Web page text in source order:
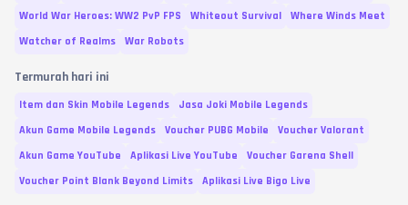
World War Heroes: WW2 PvP FPS
Whiteout Survival
Where Winds Meet
Watcher of Realms
War Robots
Termurah hari ini
Item dan Skin Mobile Legends
Jasa Joki Mobile Legends
Akun Game Mobile Legends
Voucher PUBG Mobile
Voucher Valorant
Akun Game YouTube
Aplikasi Live YouTube
Voucher Garena Shell
Voucher Point Blank Beyond Limits
Aplikasi Live Bigo Live